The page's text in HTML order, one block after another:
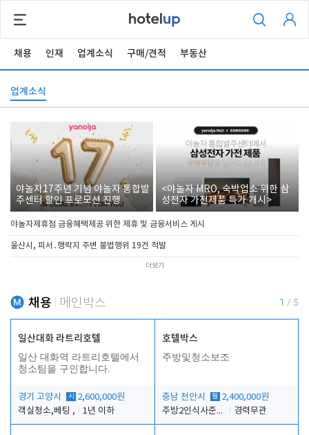
채용 인재 업계소식 구매/견적 부동산
업계소식
야놀자17주년 기념 야놀자 통합발
주센터 할인 프로모션 진행
<야놀자 MRO, 숙박업소 위한 삼
성전자 가전제품 특가 개시>
야놀자제휴점 금융혜택제공 위한 제휴 및 금융서비스 게시
울산시, 피서․행락지 주변 불법행위 19건 적발
더보기
채용 메인박스 1 / 5
일산대화 라트리호텔
일산 대화역 라트리호텔에서
청소팀을 구인합니다.
경기 고양시 시
2,600,000원
객실청소,베팅 ,
1년 이하
호텔박스
주방및청소보조
충남 천안시 월 2,400,000원
주방2인식사준비및청소린렌보조
경력무관